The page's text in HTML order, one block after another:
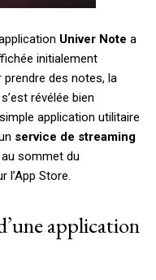
Univer Note a
initialement
des notes, la
révélée bien
application utilitaire
service de streaming
sommet du
l’App Store.
application